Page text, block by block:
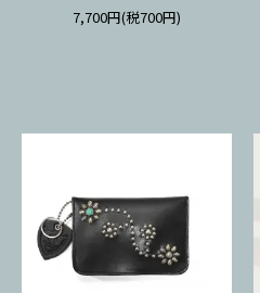
7,700円(税700円)